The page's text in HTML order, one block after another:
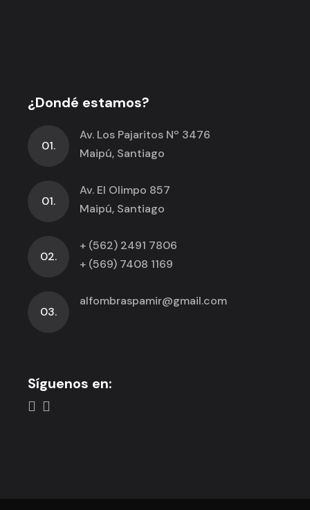
¿Dondé estamos?
01.
Av. Los Pajaritos Nº 3476
Maipú, Santiago
01.
Av. El Olimpo 857
Maipú, Santiago
02.
+ (562) 2491 7806
+ (569) 7408 1169
03.
alfombraspamir@gmail.com
Síguenos en: